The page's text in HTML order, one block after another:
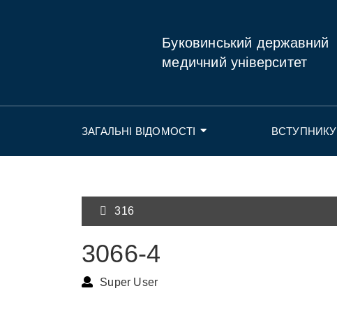
Буковинський державний
медичний університет
ЗАГАЛЬНІ ВІДОМОСТІ ВСТУПНИКУ
316
3066-4
Super User